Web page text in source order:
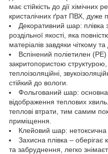
має стійкість до дії
кристалічних ґрат ПВХ, дуже
Декоративний шар: плівка
роздільної якості, яка
матеріалів завдяки чіткому
Вспінений поліетилен
закритопористою структурою,
теплоізоляційні,
стійкий до вологи.
Фольгований шар: основна
відображення теплових
теплові втрати, тим самим
приміщення.
Клейовий шар: нетоксична
Захисна плівка –
та забруднення, легко